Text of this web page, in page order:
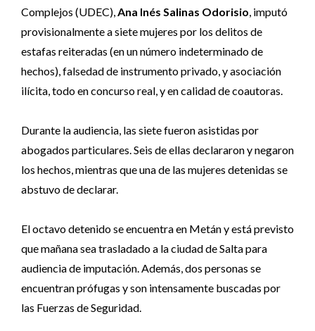
Complejos (UDEC),Ana Inés Salinas Odorisio, imputó
provisionalmente a siete mujeres por los delitos de
estafas reiteradas (en un número indeterminado de
hechos), falsedad de instrumento privado, y asociación
ilícita, todo en concurso real, y en calidad de coautoras.
Durante la audiencia, las siete fueron asistidas por
abogados particulares. Seis de ellas declararon y negaron
los hechos, mientras que una de las mujeres detenidas se
abstuvo de declarar.
El octavo detenido se encuentra en Metán y está previsto
que mañana sea trasladado a la ciudad de Salta para
audiencia de imputación. Además, dos personas se
encuentran prófugas y son intensamente buscadas por
las Fuerzas de Seguridad.